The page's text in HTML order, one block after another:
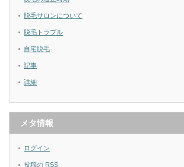
脱毛サロンについて
脱毛トラブル
自宅脱毛
記事
詳細
メタ情報
ログイン
投稿の RSS